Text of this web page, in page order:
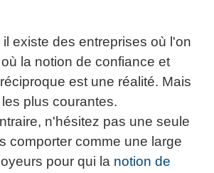
existe des entreprises où l'on
la notion de confiance et
est une réalité. Mais
plus courantes.
n'hésitez pas une seule
comporter comme une large
pour qui la notion de